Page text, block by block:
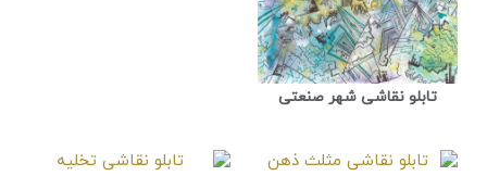
تابلو نقاشی شهر صنعتی